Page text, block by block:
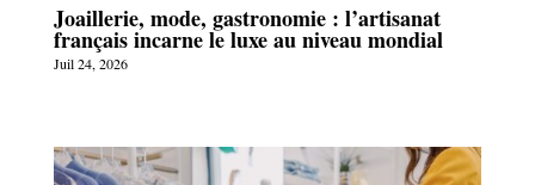
Joaillerie, mode, gastronomie : l’artisanat
français incarne le luxe au niveau mondial
Juil 24, 2026